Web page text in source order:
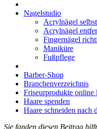
Nagelstudio
Acrylnägel
Acrylnägel
Fingernägel
Maniküre
Fußpflege
Barber-Shop
Branchenverzeichnis
Friseurprodukte online
Haare spenden
Haare schneiden nach
Sie fanden diesen Beitrag